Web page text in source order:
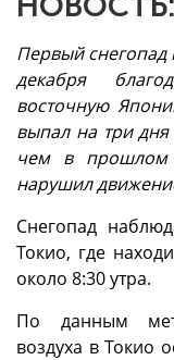
Первый снегопад
декабря
восточную
выпал на три
чем в прошлом
нарушил
Снегопад
Токио, где
около 8:30 утра.
По данным
воздуха в Токио